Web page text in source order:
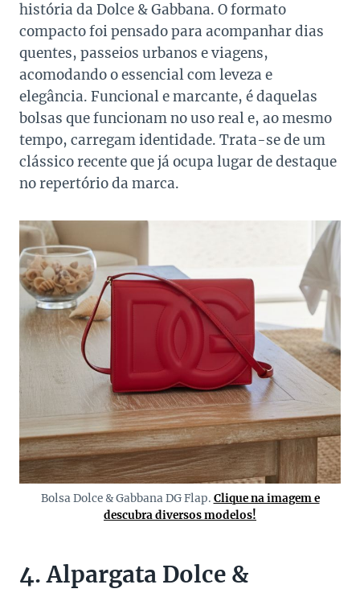
história da Dolce & Gabbana. O formato
compacto foi pensado para acompanhar dias
quentes, passeios urbanos e viagens,
acomodando o essencial com leveza e
elegância. Funcional e marcante, é daquelas
bolsas que funcionam no uso real e, ao mesmo
tempo, carregam identidade. Trata-se de um
clássico recente que já ocupa lugar de destaque
no repertório da marca.
Bolsa Dolce & Gabbana DG Flap. Clique na imagem e
descubra diversos modelos!
4. Alpargata Dolce &